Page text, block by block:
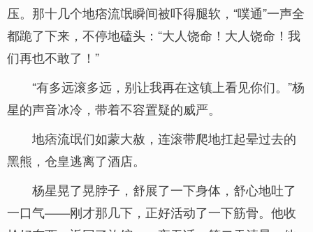
压。那十几个地痞流氓瞬间被吓得腿软，“噗通”一声全
都跪了下来，不停地磕头：“大人饶命！大人饶命！我
们再也不敢了！”
“有多远滚多远，别让我再在这镇上看见你们。”杨
星的声音冰冷，带着不容置疑的威严。
地痞流氓们如蒙大赦，连滚带爬地扛起晕过去的
黑熊，仓皇逃离了酒店。
杨星晃了晃脖子，舒展了一下身体，舒心地吐了
一口气——刚才那几下，正好活动了一下筋骨。他收